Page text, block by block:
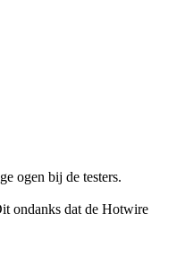
ogen bij de testers.
ondanks dat de Hotwire